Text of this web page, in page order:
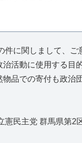
に関しまして、ご
活動に使用する目
物品での寄付も政治
民主党 群馬県第2